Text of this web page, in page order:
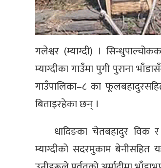
गलेश्वर (म्याग्दी) ।
म्याग्दीका गाउँमा पुगी पुराना
गाउँपालिका–८ का
बिताइरहेका छन् ।
धादिङका चेतबहादुर विक
म्याग्दीको सदरमुकाम